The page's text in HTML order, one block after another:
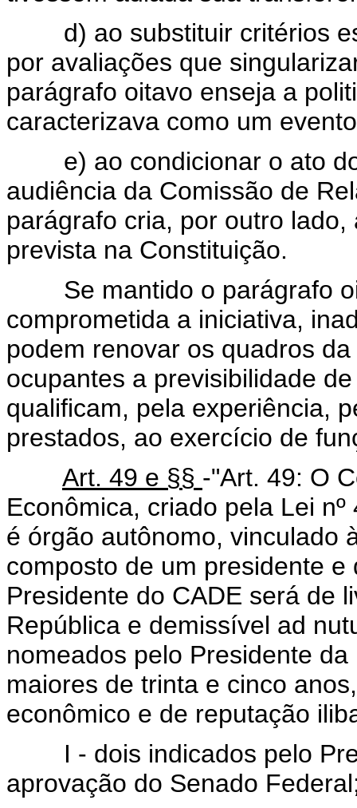
d) ao substituir critérios
por avaliações que
parágrafo oitavo enseja a
caracterizava como um
e) ao condicionar o ato do
audiência da Comissão de
parágrafo cria, por outro
prevista na Constituição.
Se mantido o parágrafo
comprometida a iniciativa,
podem renovar os quadros
ocupantes a previsibilidade
qualificam, pela experiência,
prestados, ao exercício de
Art. 49 e §§ -"Art. 49: O
Econômica, criado pela Lei
é órgão autônomo, vinculado
composto de um presidente
Presidente do CADE será de
República e demissível ad
nomeados pelo Presidente
maiores de trinta e cinco
econômico e de reputação
I - dois indicados pelo
aprovação do Senado